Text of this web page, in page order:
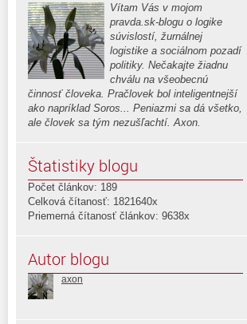
Vítam Vás v mojom
pravda.sk-blogu o logike
súvislostí, žurnálnej
logistike a sociálnom pozadí
politiky. Nečakajte žiadnu
chválu na všeobecnú
činnosť človeka. Pračlovek bol inteligentnejší
ako napríklad Soros... Peniazmi sa dá všetko,
ale človek sa tým nezušľachtí. Axon.
Štatistiky blogu
Počet článkov: 189
Celková čítanosť: 1821640x
Priemerná čítanosť článkov: 9638x
Autor blogu
axon